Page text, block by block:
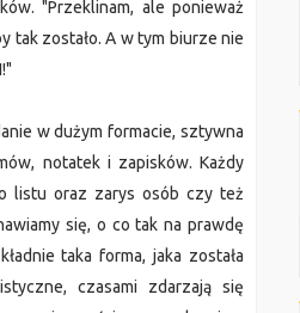
"Przeklinam, ale ponieważ
tak zostało. A w tym biurze nie
w dużym formacie, sztywna
notatek i zapisków. Każdy
listu oraz zarys osób czy też
się, o co tak na prawdę
taka forma, jaka została
czasami zdarzają się